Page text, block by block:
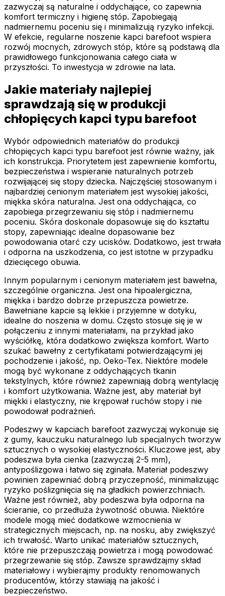
zazwyczaj są naturalne i oddychające, co zapewnia
komfort termiczny i higienę stóp. Zapobiegają
nadmiernemu poceniu się i minimalizują ryzyko infekcji.
W efekcie, regularne noszenie kapci barefoot wspiera
rozwój mocnych, zdrowych stóp, które są podstawą dla
prawidłowego funkcjonowania całego ciała w
przyszłości. To inwestycja w zdrowie na lata.
Jakie materiały najlepiej
sprawdzają się w produkcji
chłopięcych kapci typu barefoot
Wybór odpowiednich materiałów do produkcji
chłopięcych kapci typu barefoot jest równie ważny, jak
ich konstrukcja. Priorytetem jest zapewnienie komfortu,
bezpieczeństwa i wspieranie naturalnych potrzeb
rozwijającej się stopy dziecka. Najczęściej stosowanym i
najbardziej cenionym materiałem jest wysokiej jakości,
miękka skóra naturalna. Jest ona oddychająca, co
zapobiega przegrzewaniu się stóp i nadmiernemu
poceniu. Skóra doskonale dopasowuje się do kształtu
stopy, zapewniając idealne dopasowanie bez
powodowania otarć czy ucisków. Dodatkowo, jest trwała
i odporna na uszkodzenia, co jest istotne w przypadku
dziecięcego obuwia.
Innym popularnym i cenionym materiałem jest bawełna,
szczególnie organiczna. Jest ona hipoalergiczna,
miękka i bardzo dobrze przepuszcza powietrze.
Bawełniane kapcie są lekkie i przyjemne w dotyku,
idealne do noszenia w domu. Często stosuje się je w
połączeniu z innymi materiałami, na przykład jako
wyściółkę, która dodatkowo zwiększa komfort. Warto
szukać bawełny z certyfikatami potwierdzającymi jej
pochodzenie i jakość, np. Oeko-Tex. Niektóre modele
mogą być wykonane z oddychających tkanin
tekstylnych, które również zapewniają dobrą wentylację
i komfort użytkowania. Ważne jest, aby materiał był
miękki i elastyczny, nie krępował ruchów stopy i nie
powodował podrażnień.
Podeszwy w kapciach barefoot zazwyczaj wykonuje się
z gumy, kauczuku naturalnego lub specjalnych tworzyw
sztucznych o wysokiej elastyczności. Kluczowe jest, aby
podeszwa była cienka (zazwyczaj 2-5 mm),
antypoślizgowa i łatwo się zginała. Materiał podeszwy
powinien zapewniać dobrą przyczepność, minimalizując
ryzyko poślizgnięcia się na gładkich powierzchniach.
Ważne jest również, aby podeszwa była odporna na
ścieranie, co przedłuża żywotność obuwia. Niektóre
modele mogą mieć dodatkowe wzmocnienia w
strategicznych miejscach, np. na nosku, aby zwiększyć
ich trwałość. Warto unikać materiałów sztucznych,
które nie przepuszczają powietrza i mogą powodować
przegrzewanie się stóp. Zawsze sprawdzajmy skład
materiałowy i wybierajmy produkty renomowanych
producentów, którzy stawiają na jakość i
bezpieczeństwo.